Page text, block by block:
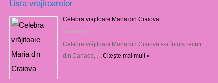
Lista vrajitoarelor
Celebra vrăjitoare Maria din Craiova
06/08/2026
Celebra vrăjitoare Maria din Craiova s-a întors recent
din Canada, … Citește mai mult »